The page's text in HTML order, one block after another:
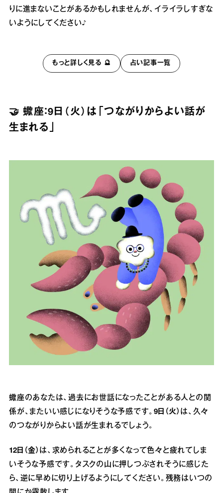
りに進まないことがあるかもしれませんが、イライラしすぎな
いようにしてください♪
もっと詳しく見る 🔮 占い記事一覧
🤝 蠍座：9日（火）は「つながりからよい話が
生まれる」
蠍座のあなたは、過去にお世話になったことがある人との関
係が、またいい感じになりそうな予感です。 9日（火） は、久々
のつながりからよい話が生まれるでしょう。
12日（金） は、求められることが多くなって色々と疲れてしま
いそうな予感です。タスクの山に押しつぶされそうに感じた
ら、逆に早めに切り上げるようにしてください。残務はいつの